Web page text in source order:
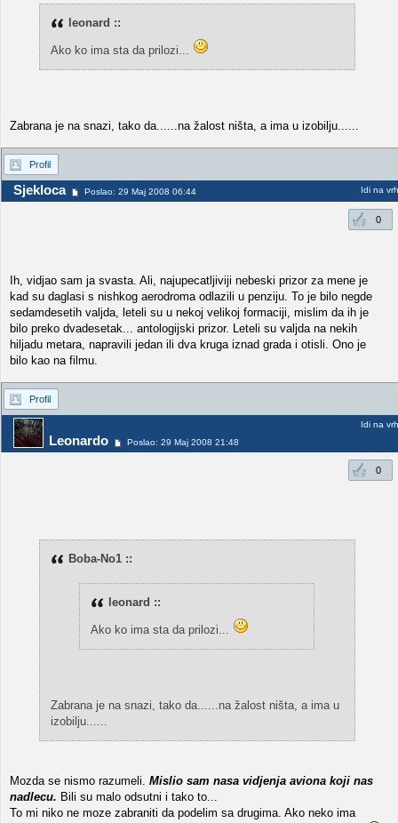
leonard ::
Ako ko ima sta da prilozi...
Zabrana je na snazi, tako da......na žalost ništa, a ima u izobilju......
Profil
Sjekloca Poslao: 29 Maj 2008 06:44 Idi na vrh
0
Ih, vidjao sam ja svasta. Ali, najupecatljiviji nebeski prizor za mene je
kad su daglasi s nishkog aerodroma odlazili u penziju. To je bilo negde
sedamdesetih valjda, leteli su u nekoj velikoj formaciji, mislim da ih je
bilo preko dvadesetak... antologijski prizor. Leteli su valjda na nekih
hiljadu metara, napravili jedan ili dva kruga iznad grada i otisli. Ono je
bilo kao na filmu.
Profil
Leonardo Poslao: 29 Maj 2008 21:48
Idi na vrh
0
Boba-No1 ::
leonard ::
Ako ko ima sta da prilozi...
Zabrana je na snazi, tako da......na žalost ništa, a ima u
izobilju......
Mozda se nismo razumeli. Mislio sam nasa vidjenja aviona koji nas
nadlecu. Bili su malo odsutni i tako to...
To mi niko ne moze zabraniti da podelim sa drugima. Ako neko ima